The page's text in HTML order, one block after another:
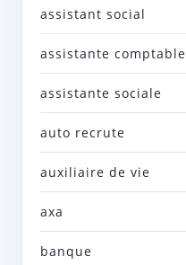
assistant social
assistante comptable
assistante sociale
auto recrute
auxiliaire de vie
axa
banque